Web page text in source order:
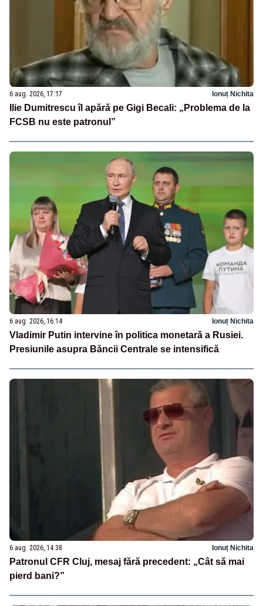
6 aug. 2026, 17:17 Ionuț Nichita
Ilie Dumitrescu îl apără pe Gigi Becali: „Problema de la
FCSB nu este patronul”
6 aug. 2026, 16:14 Ionuț Nichita
Vladimir Putin intervine în politica monetară a Rusiei.
Presiunile asupra Băncii Centrale se intensifică
6 aug. 2026, 14:38 Ionuț Nichita
Patronul CFR Cluj, mesaj fără precedent: „Cât să mai
pierd bani?”